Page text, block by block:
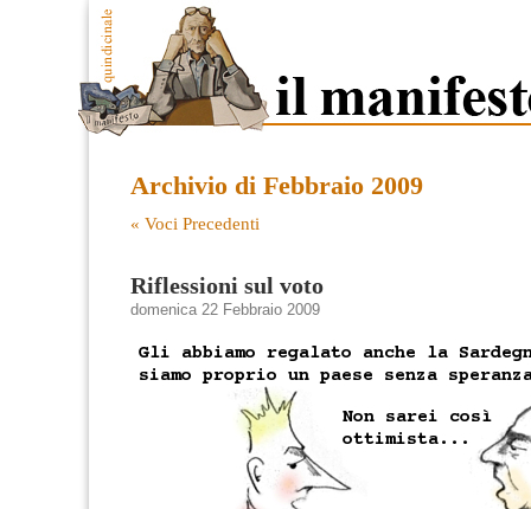
Archivio di Febbraio 2009
« Voci Precedenti
Riflessioni sul voto
domenica 22 Febbraio 2009